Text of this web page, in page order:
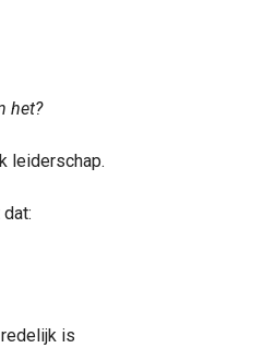
het?
leiderschap.
is